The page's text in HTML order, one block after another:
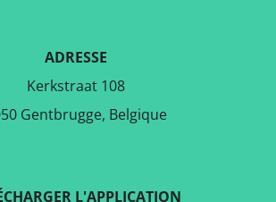
ADRESSE
Kerkstraat 108
Gentbrugge, Belgique
L'APPLICATION